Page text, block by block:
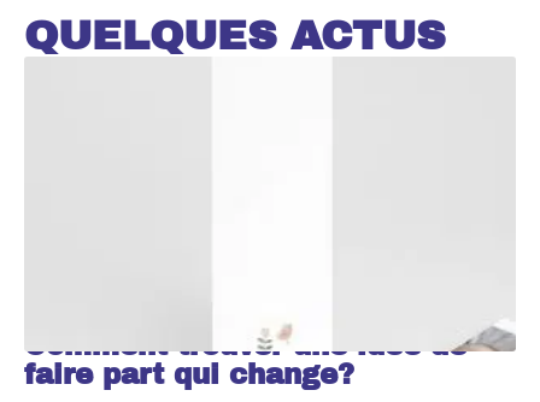
QUELQUES ACTUS
Comment trouver une idée de
faire part qui change?